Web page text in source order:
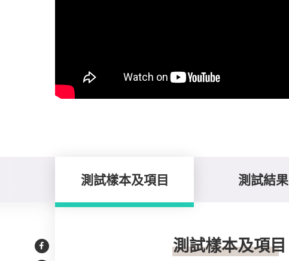
測試樣本及項目 測試結果
Facebook
測試樣本及項目
測試樣本及項目